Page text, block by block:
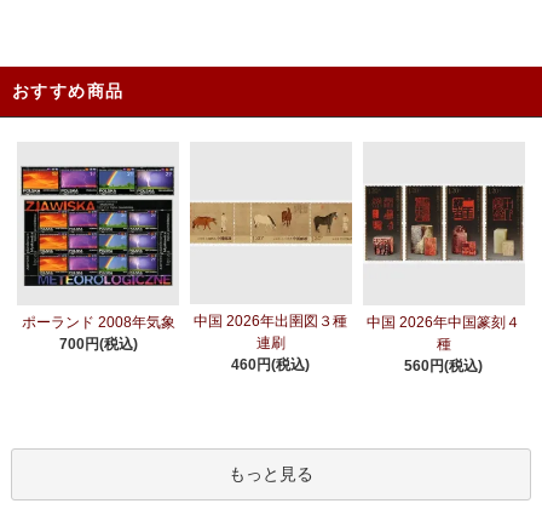
おすすめ商品
ポーランド 2008年気象
700円(税込)
中国 2026年出圉図３種
連刷
460円(税込)
中国 2026年中国篆刻４
種
560円(税込)
もっと見る